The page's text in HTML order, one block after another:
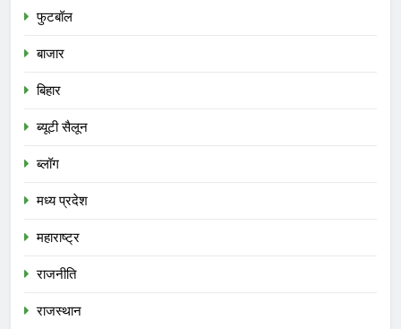
फुटबॉल
बाजार
बिहार
ब्यूटी सैलून
ब्लॉग
मध्य प्रदेश
महाराष्ट्र
राजनीति
राजस्थान